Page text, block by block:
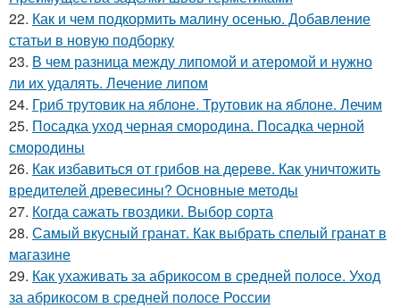
22. Как и чем подкормить малину осенью. Добавление
статьи в новую подборку
23. В чем разница между липомой и атеромой и нужно
ли их удалять. Лечение липом
24. Гриб трутовик на яблоне. Трутовик на яблоне. Лечим
25. Посадка уход черная смородина. Посадка черной
смородины
26. Как избавиться от грибов на дереве. Как уничтожить
вредителей древесины? Основные методы
27. Когда сажать гвоздики. Выбор сорта
28. Самый вкусный гранат. Как выбрать спелый гранат в
магазине
29. Как ухаживать за абрикосом в средней полосе. Уход
за абрикосом в средней полосе России